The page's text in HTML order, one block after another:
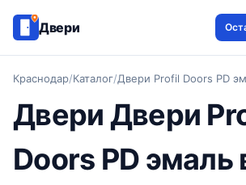
Двери
Краснодар/Каталог/Двери Profil Doors PD
Двери Двери
Doors PD эмаль